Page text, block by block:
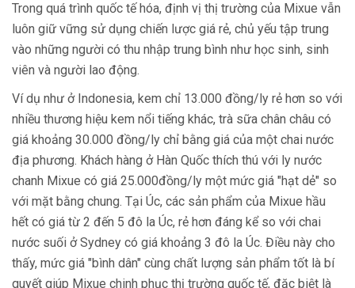
Trong quá trình quốc tế hóa, định vị thị trường của Mixue vẫn
luôn giữ vững sử dụng chiến lược giá rẻ, chủ yếu tập trung
vào những người có thu nhập trung bình như học sinh, sinh
viên và người lao động.
Ví dụ như ở Indonesia, kem chỉ 13.000 đồng/ly rẻ hơn so với
nhiều thương hiệu kem nổi tiếng khác, trà sữa chân châu có
giá khoảng 30.000 đồng/ly chỉ bằng giá của một chai nước
địa phương. Khách hàng ở Hàn Quốc thích thú với ly nước
chanh Mixue có giá 25.000đồng/ly một mức giá "hạt dẻ" so
với mặt bằng chung. Tại Úc, các sản phẩm của Mixue hầu
hết có giá từ 2 đến 5 đô la Úc, rẻ hơn đáng kể so với chai
nước suối ở Sydney có giá khoảng 3 đô la Úc. Điều này cho
thấy, mức giá "bình dân" cùng chất lượng sản phẩm tốt là bí
quyết giúp Mixue chinh phục thị trường quốc tế, đặc biệt là